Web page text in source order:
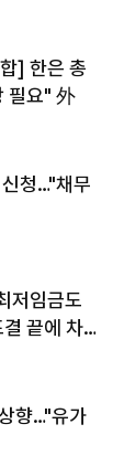
총
필요" 外
청…"채무
끝에 차등
향…"유가